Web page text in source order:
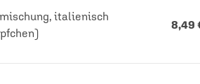
italienisch
8,49